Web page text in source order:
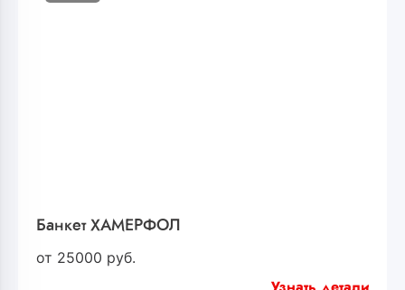
Банкет ХАМЕРФОЛ
от 25000 руб.
Узнать детали